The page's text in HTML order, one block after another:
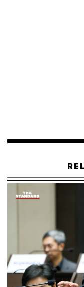
ค่าแรกเข้าเหลือครั้ง
อย่างไรก็ตาม ระบบ
หลายและแอบซ้ำซาก
เช่น การเลือกรับผู้โ
พฤติกรรมที่เป็นภัยต่อ
ปัญหาการตกลงราค
ของคนขับ การละเมิ
และเรื่องของวินเจ้า
แพลตฟอร์ม